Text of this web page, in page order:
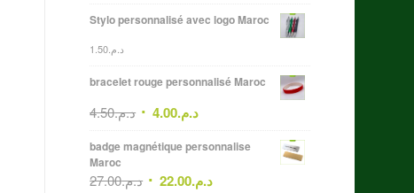
Stylo personnalisé avec logo Maroc
د.م. 1.50
bracelet rouge personnalisé Maroc
د.م.4.50 د.م.4.00
badge magnétique personnalise
Maroc
د.م.27.00 د.م.22.00